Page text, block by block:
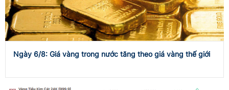
Ngày 6/8: Giá vàng trong nước tăng theo giá vàng thế giới